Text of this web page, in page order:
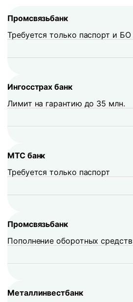
Промсвязьбанк
Требуется только паспорт и БО
Ингосстрах банк
Лимит на гарантию до 35 млн.
МТС банк
Требуется только паспорт
Промсвязьбанк
Пополнение оборотных средств
Металлинвестбанк